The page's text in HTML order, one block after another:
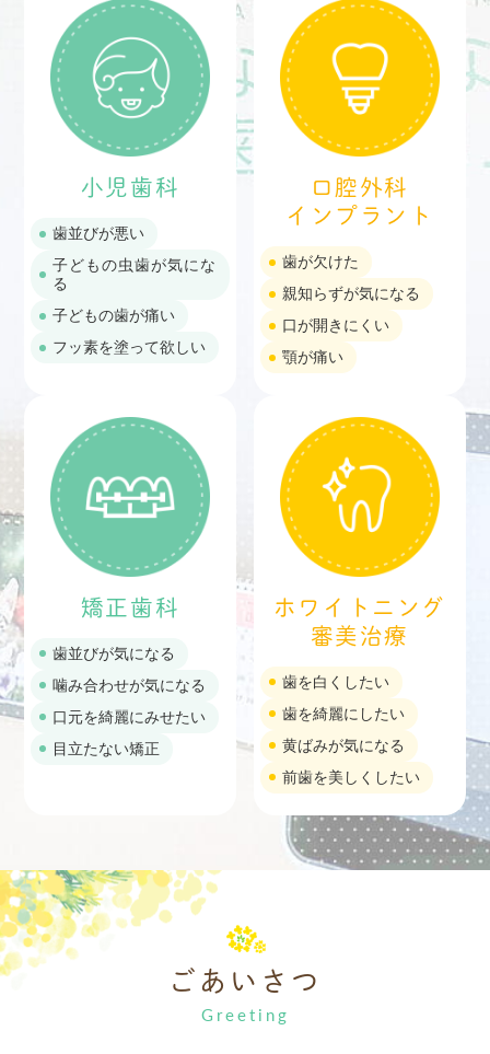
小児歯科
歯並びが悪い
子どもの虫歯が気にな
る
子どもの歯が痛い
フッ素を塗って欲しい
口腔外科
インプラント
歯が欠けた
親知らずが気になる
口が開きにくい
顎が痛い
矯正歯科
歯並びが気になる
噛み合わせが気になる
口元を綺麗にみせたい
目立たない矯正
ホワイトニング
審美治療
歯を白くしたい
歯を綺麗にしたい
黄ばみが気になる
前歯を美しくしたい
ごあいさつ